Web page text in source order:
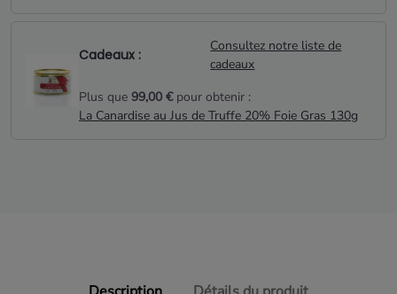
Cadeaux :
Consultez notre liste de
cadeaux
Plus que 99,00 €pour obtenir :
La Canardise au Jus de Truffe 20% Foie Gras 130g